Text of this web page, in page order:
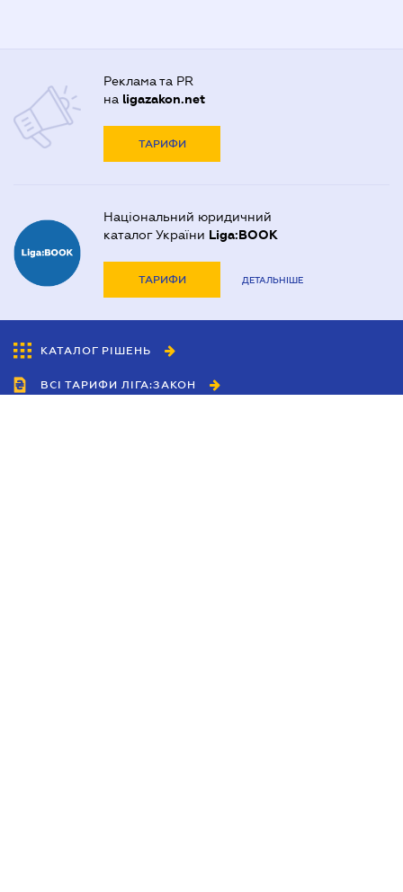
Реклама та PR
на ligazakon.net
ТАРИФИ
Національний юридичний
каталог України Liga:BOOK
ТАРИФИ ДЕТАЛЬНІШЕ
КАТАЛОГ РІШЕНЬ
ВСІ ТАРИФИ ЛІГА:ЗАКОН